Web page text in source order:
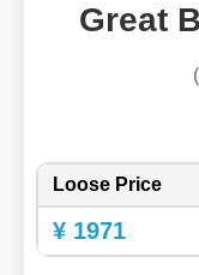
Great
Loose Price
¥ 1971